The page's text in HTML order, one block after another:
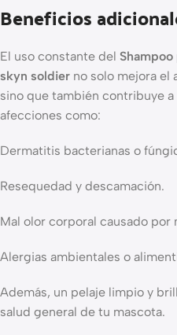
Beneficios
El uso constante del
skyn soldier no solo mejora el
sino que también contribuye
afecciones como:
Dermatitis bacterianas o
Resequedad y descamación.
Mal olor corporal causado por
Alergias ambientales o
Además, un pelaje limpio y
salud general de tu mascota.